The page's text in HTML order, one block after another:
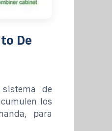
De
de
los
para